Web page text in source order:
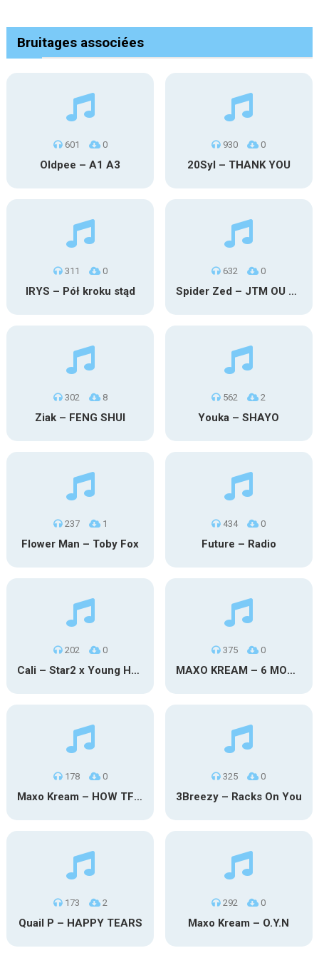
Bruitages associées
601 0
Oldpee – A1 A3
930 0
20Syl – THANK YOU
311 0
IRYS – Pół kroku stąd
632 0
Spider Zed – JTM OU TG
302 8
Ziak – FENG SHUI
562 2
Youka – SHAYO
237 1
Flower Man – Toby Fox
434 0
Future – Radio
202 0
Cali – Star2 x Young Henny
375 0
MAXO KREAM – 6 MONTHS CLEAN
178 0
Maxo Kream – HOW TF I’M LUCKY
325 0
3Breezy – Racks On You
173 2
Quail P – HAPPY TEARS
292 0
Maxo Kream – O.Y.N